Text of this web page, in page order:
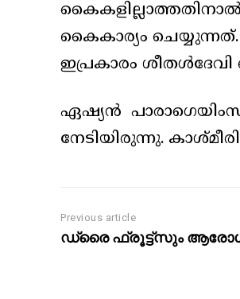
കൈകാര്യം
ഇപ്രകാരം
ഏഷ്യൻ
നേടിയിരുന്നു.
Previous article
ഡ്രൈ ഫ്രൂട്ട്‌സും